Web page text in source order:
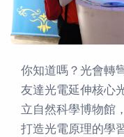
你知道嗎？光會轉
友達光電延伸核心
立自然科學博物館，
打造光電原理的學